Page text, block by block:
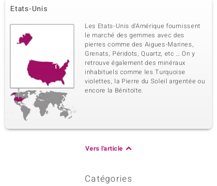
Etats-Unis
Les Etats-Unis d'Amérique fournissent
le marché des gemmes avec des
pierres comme des Aigues-Marines,
Grenats, Péridots, Quartz, etc … On y
retrouve également des minéraux
inhabituels comme les Turquoise
violettes, la Pierre du Soleil argentée ou
encore la Bénitoïte.
Vers l'article
Catégories